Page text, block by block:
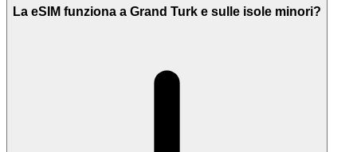
La eSIM funziona a Grand Turk e sulle isole minori?